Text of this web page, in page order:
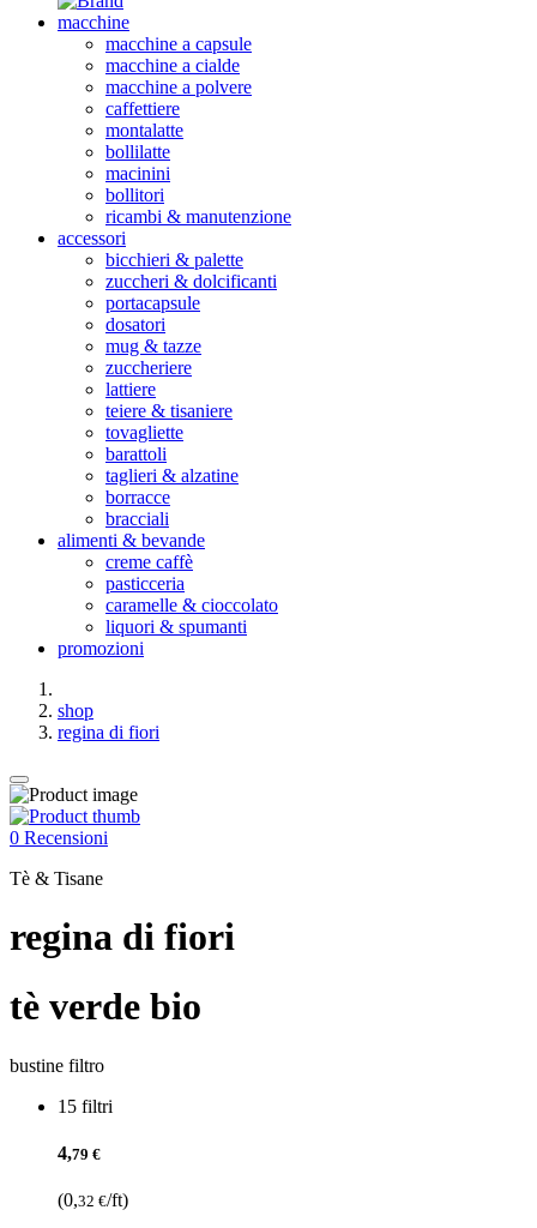
macchine
macchine a capsule
macchine a cialde
macchine a polvere
caffettiere
montalatte
bollilatte
macinini
bollitori
ricambi & manutenzione
accessori
bicchieri & palette
zuccheri & dolcificanti
portacapsule
dosatori
mug & tazze
zuccheriere
lattiere
teiere & tisaniere
tovagliette
barattoli
taglieri & alzatine
borracce
bracciali
alimenti & bevande
creme caffè
pasticceria
caramelle & cioccolato
liquori & spumanti
promozioni
shop
regina di fiori
0 Recensioni
Tè & Tisane
regina di fiori
tè verde bio
bustine filtro
15 filtri
4,79 €
(0,32 €/ft)